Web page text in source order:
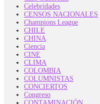
Celebridades
CENSOS NACIONALES
Champions League
CHILE
CHINA
Ciencia
CINE
CLIMA
COLOMBIA
COLUMNISTAS
CONCIERTOS
Congreso